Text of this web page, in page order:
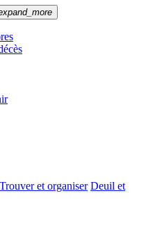
Trouver et organiser Deuil et